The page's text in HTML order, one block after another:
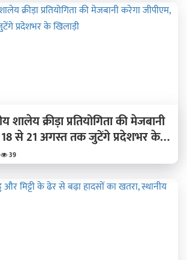
शालेय क्रीड़ा प्रतियोगिता की मेजबानी
18 से 21 अगस्त तक जुटेंगे प्रदेशभर के
39